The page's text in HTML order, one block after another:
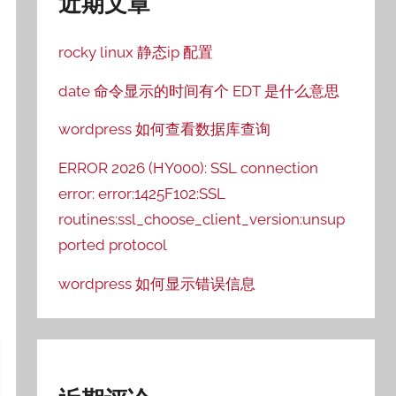
rocky linux 静态ip 配置
date 命令显示的时间有个 EDT 是什么意思
wordpress 如何查看数据库查询
ERROR 2026 (HY000): SSL connection
error: error:1425F102:SSL
routines:ssl_choose_client_version:unsup
ported protocol
wordpress 如何显示错误信息